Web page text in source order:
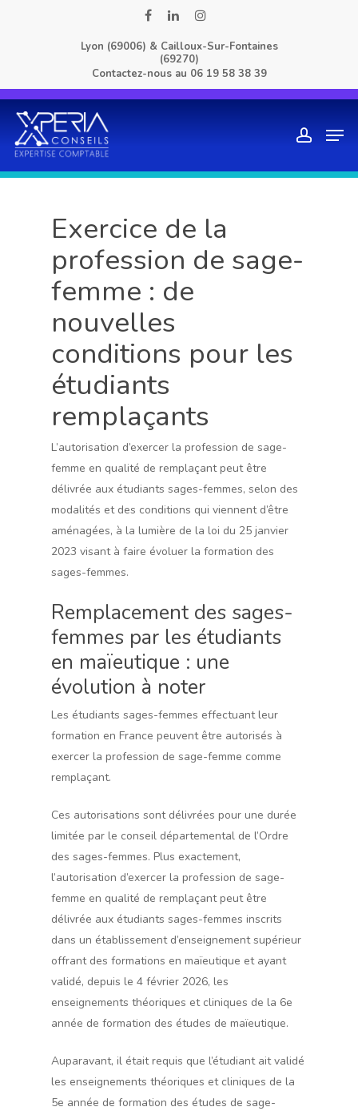
facebooklinkedininstagram
Lyon (69006) & Cailloux-Sur-Fontaines
(69270)
Contactez-nous au 06 19 58 38 39
Exercice de la
profession de sage-
femme : de
nouvelles
conditions pour les
étudiants
remplaçants
L’autorisation d’exercer la profession de sage-
femme en qualité de remplaçant peut être
délivrée aux étudiants sages-femmes, selon des
modalités et des conditions qui viennent d’être
aménagées, à la lumière de la loi du 25 janvier
2023 visant à faire évoluer la formation des
sages-femmes.
Remplacement des sages-
femmes par les étudiants
en maïeutique : une
évolution à noter
Les étudiants sages-femmes effectuant leur
formation en France peuvent être autorisés à
exercer la profession de sage-femme comme
remplaçant.
Ces autorisations sont délivrées pour une durée
limitée par le conseil départemental de l’Ordre
des sages-femmes. Plus exactement,
l’autorisation d’exercer la profession de sage-
femme en qualité de remplaçant peut être
délivrée aux étudiants sages-femmes inscrits
dans un établissement d’enseignement supérieur
offrant des formations en maïeutique et ayant
validé, depuis le 4 février 2026, les
enseignements théoriques et cliniques de la 6e
année de formation des études de maïeutique.
Auparavant, il était requis que l’étudiant ait validé
les enseignements théoriques et cliniques de la
5e année de formation des études de sage-